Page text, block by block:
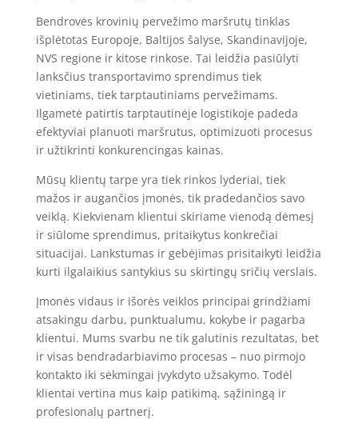
Bendrovės krovinių pervežimo maršrutų tinklas
išplėtotas Europoje, Baltijos šalyse, Skandinavijoje,
NVS regione ir kitose rinkose. Tai leidžia pasiūlyti
lanksčius transportavimo sprendimus tiek
vietiniams, tiek tarptautiniams pervežimams.
Ilgametė patirtis tarptautinėje logistikoje padeda
efektyviai planuoti maršrutus, optimizuoti procesus
ir užtikrinti konkurencingas kainas.
Mūsų klientų tarpe yra tiek rinkos lyderiai, tiek
mažos ir augančios įmonės, tik pradedančios savo
veiklą. Kiekvienam klientui skiriame vienodą dėmesį
ir siūlome sprendimus, pritaikytus konkrečiai
situacijai. Lankstumas ir gebėjimas prisitaikyti leidžia
kurti ilgalaikius santykius su skirtingų sričių verslais.
Įmonės vidaus ir išorės veiklos principai grindžiami
atsakingu darbu, punktualumu, kokybe ir pagarba
klientui. Mums svarbu ne tik galutinis rezultatas, bet
ir visas bendradarbiavimo procesas – nuo pirmojo
kontakto iki sėkmingai įvykdyto užsakymo. Todėl
klientai vertina mus kaip patikimą, sąžiningą ir
profesionalų partnerį.